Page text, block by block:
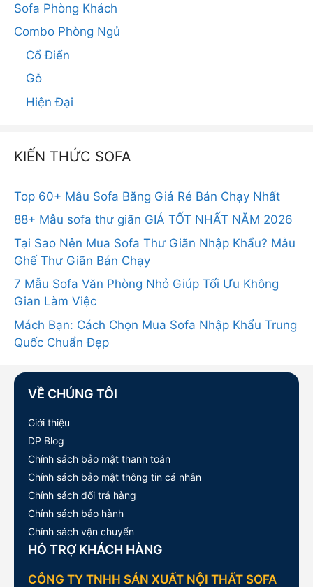
Sofa Phòng Khách
Combo Phòng Ngủ
Cổ Điển
Gỗ
Hiện Đại
KIẾN THỨC SOFA
Top 60+ Mẫu Sofa Băng Giá Rẻ Bán Chạy Nhất
88+ Mẫu sofa thư giãn GIÁ TỐT NHẤT NĂM 2026
Tại Sao Nên Mua Sofa Thư Giãn Nhập Khẩu? Mẫu
Ghế Thư Giãn Bán Chạy
7 Mẫu Sofa Văn Phòng Nhỏ Giúp Tối Ưu Không
Gian Làm Việc
Mách Bạn: Cách Chọn Mua Sofa Nhập Khẩu Trung
Quốc Chuẩn Đẹp
VỀ CHÚNG TÔI
Giới thiệu
DP Blog
Chính sách bảo mật thanh toán
Chính sách bảo mật thông tin cá nhân
Chính sách đổi trả hàng
Chính sách bảo hành
Chính sách vận chuyển
HỖ TRỢ KHÁCH HÀNG
CÔNG TY TNHH SẢN XUẤT NỘI THẤT SOFA